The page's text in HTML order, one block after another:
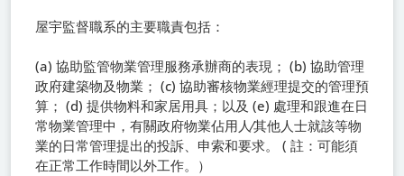
屋宇監督職系的主要職責包括：
(a) 協助監管物業管理服務承辦商的表現； (b) 協助管理
政府建築物及物業； (c) 協助審核物業經理提交的管理預
算； (d) 提供物料和家居用具；以及 (e) 處理和跟進在日
常物業管理中，有關政府物業佔用人⁄其他人士就該等物
業的日常管理提出的投訴、申索和要求。 ( 註：可能須
在正常工作時間以外工作。）